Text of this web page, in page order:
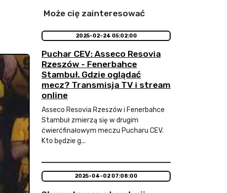
Może cię zainteresować
2025-02-24 05:02:00
Puchar CEV: Asseco Resovia
Rzeszów - Fenerbahce
Stambuł. Gdzie oglądać
mecz? Transmisja TV i stream
online
Asseco Resovia Rzeszów i Fenerbahce
Stambuł zmierzą się w drugim
ćwierćfinałowym meczu Pucharu CEV.
Kto będzie g...
2025-04-02 07:08:00